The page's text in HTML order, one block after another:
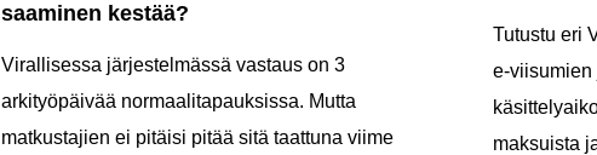
saaminen kestää?
Virallisessa järjestelmässä vastaus on 3
arkityöpäivää normaalitapauksissa. Mutta
matkustajien ei pitäisi pitää sitä taattuna viime
Tutustu eri
e-viisumien
maksuista